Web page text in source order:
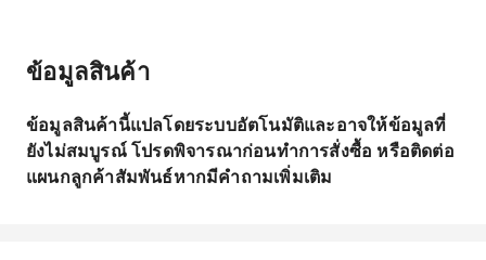
ข้อมูลสินค้า
ข้อมูลสินค้านี้แปลโดยระบบอัตโนมัติและอาจให้ข้อมูลที่
ยังไม่สมบูรณ์ โปรดพิจารณาก่อนทำการสั่งซื้อ หรือติดต่อ
แผนกลูกค้าสัมพันธ์หากมีคำถามเพิ่มเติม